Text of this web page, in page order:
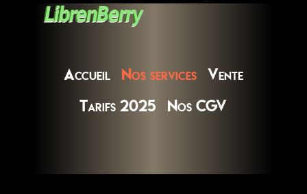
Accueil Nos services Vente
Tarifs 2025 Nos CGV